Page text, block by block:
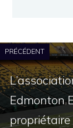
PRÉCÉDENT
Edmonton